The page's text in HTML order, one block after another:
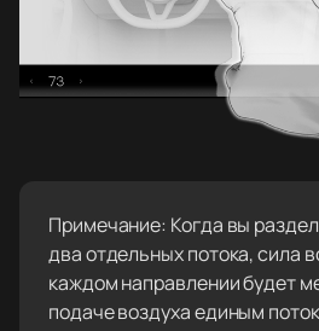
Примечание: Когда вы
два отдельных потока, сила
каждом направлении будет
подаче воздуха единым